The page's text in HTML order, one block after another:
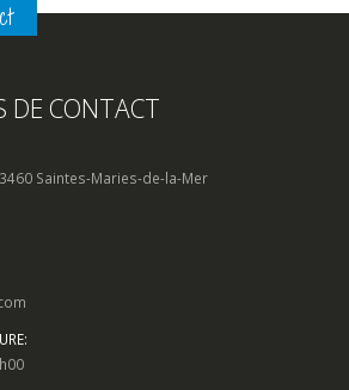
DE CONTACT
Saintes-Maries-de-la-Mer